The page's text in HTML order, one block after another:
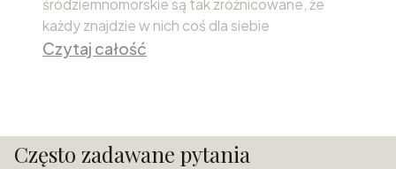
śródziemnomorskie są tak zróżnicowane, że
każdy znajdzie w nich coś dla siebie
Czytaj całość
Często zadawane pytania